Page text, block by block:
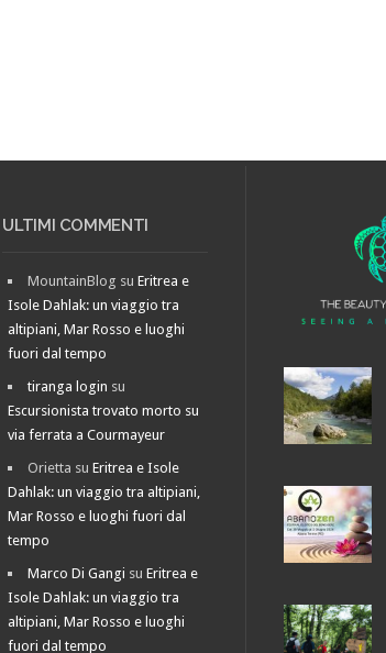
ULTIMI COMMENTI
MountainBlog suEritrea e
Isole Dahlak: un viaggio tra
altipiani, Mar Rosso e luoghi
fuori dal tempo
tiranga login su
Escursionista trovato morto su
via ferrata a Courmayeur
Orietta suEritrea e Isole
Dahlak: un viaggio tra altipiani,
Mar Rosso e luoghi fuori dal
tempo
Marco Di Gangi suEritrea e
Isole Dahlak: un viaggio tra
altipiani, Mar Rosso e luoghi
fuori dal tempo